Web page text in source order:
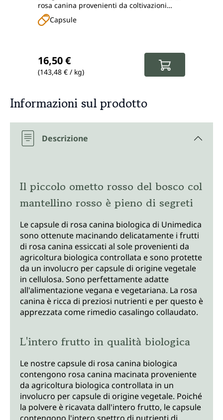
rosa canina provenienti da coltivazioni
biologiche controllate
Capsule
16,50 €
(143,48 € / kg)
Informazioni sul prodotto
Descrizione
Il piccolo ometto rosso del bosco col
mantellino rosso è pieno di segreti
Le capsule di rosa canina biologica di Unimedica
sono ottenute macinando delicatamente i frutti
di rosa canina essiccati al sole provenienti da
agricoltura biologica controllata e sono protette
da un involucro per capsule di origine vegetale
in cellulosa. Sono perfettamente adatte
all'alimentazione vegana e vegetariana. La rosa
canina è ricca di preziosi nutrienti e per questo è
apprezzata come rimedio casalingo collaudato.
L'intero frutto in qualità biologica
Le nostre capsule di rosa canina biologica
contengono rosa canina macinata proveniente
da agricoltura biologica controllata in un
involucro per capsule di origine vegetale. Poiché
la polvere è ricavata dall'intero frutto, le capsule